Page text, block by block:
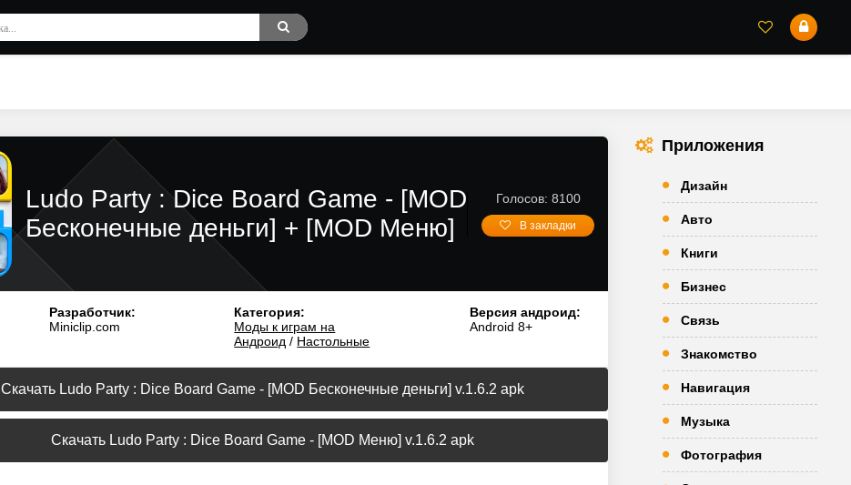
Ludo Party : Dice Board Game - [MOD
Бесконечные деньги] + [MOD Меню]
Голосов: 8100
В закладки
Разработчик:
Miniclip.com
Категория:
Моды к играм на
Андроид / Настольные
Версия андроид:
Android 8+
Скачать Ludo Party : Dice Board Game - [MOD Бесконечные деньги] v.1.6.2 apk
Скачать Ludo Party : Dice Board Game - [MOD Меню] v.1.6.2 apk
Приложения
Дизайн
Авто
Книги
Бизнес
Связь
Знакомство
Навигация
Музыка
Фотография